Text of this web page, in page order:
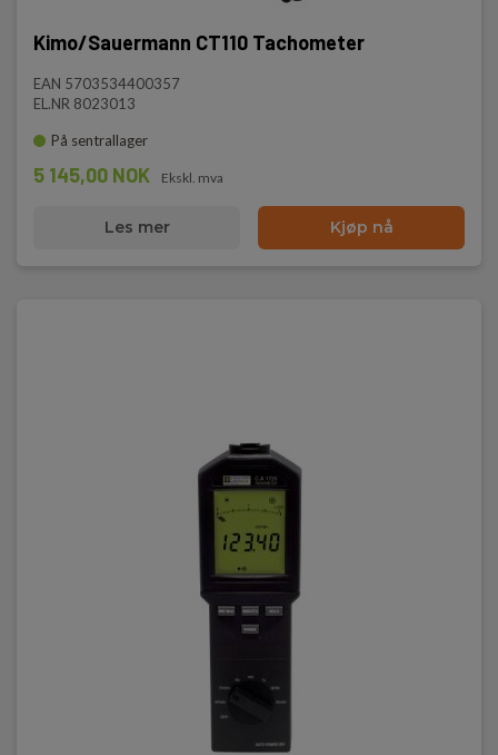
Kimo/Sauermann CT110 Tachometer
EAN 5703534400357
EL.NR 8023013
På sentrallager
5 145,00 NOK Ekskl. mva
Les mer Kjøp nå